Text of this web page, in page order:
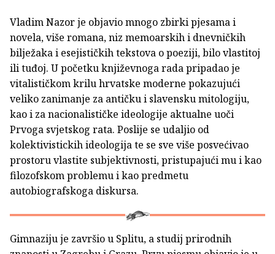
Vladim Nazor je objavio mnogo zbirki pjesama i
novela, više romana, niz memoarskih i dnevničkih
bilježaka i esejističkih tekstova o poeziji, bilo vlastitoj
ili tuđoj. U početku književnoga rada pripadao je
vitalističkom krilu hrvatske moderne pokazujući
veliko zanimanje za antičku i slavensku mitologiju,
kao i za nacionalističke ideologije aktualne uoči
Prvoga svjetskog rata. Poslije se udaljio od
kolektivistickih ideologija te se sve više posvećivao
prostoru vlastite subjektivnosti, pristupajući mu i kao
filozofskom problemu i kao predmetu
autobiografskoga diskursa.
Gimnaziju je završio u Splitu, a studij prirodnih